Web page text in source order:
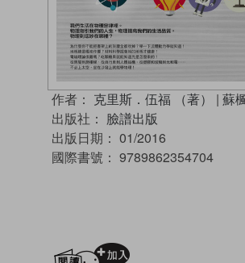
作者： 克里斯．伍福 （著） | 蘇
出版社： 臉譜出版
出版日期： 01/2016
國際書號： 9789862354704